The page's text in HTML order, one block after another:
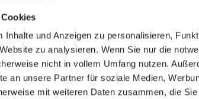
Inhalte und Anzeigen zu personalisieren,
zu analysieren. Wenn Sie nur die
nicht in vollem Umfang nutzen.
an unsere Partner für soziale Medien,
mit weiteren Daten zusammen, die
http://agnesapo.at
neuen Aktivitäten, die angezeigt werden